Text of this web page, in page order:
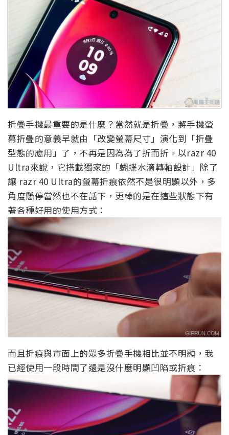
折疊手機最重要的是什麼？當然就是折疊，將手機螢
幕折疊的意義早就由「改變螢幕尺寸」演化到「折疊
型態的應用」了，不再是因為為了折而折。以razr 40
Ultra來說，它搭載獨家的「蝴蝶水滴轉軸設計」除了
讓 razr 40 Ultra的螢幕折痕依然不是很明顯以外，多
角度懸停當然也不在話下，更棒的是在這些狀態下有
著各種好用的使用方式：
而且折痕與市面上的眾多折疊手機相比並不明顯，我
已經使用一段時間了還是沒什麼明顯凹陷或折痕：